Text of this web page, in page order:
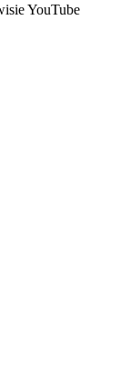
YouTube